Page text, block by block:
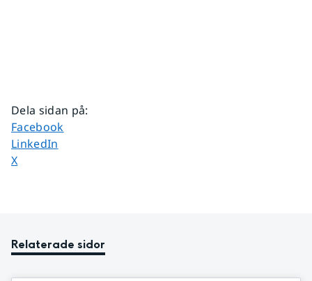
Dela sidan på:
Dela sidan på
Facebook
Dela sidan på
LinkedIn
Dela sidan på
X
Relaterade sidor